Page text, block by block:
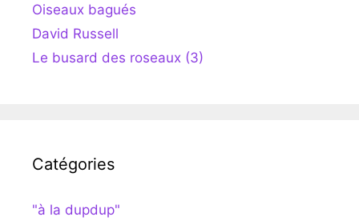
Oiseaux bagués
David Russell
Le busard des roseaux (3)
Catégories
"à la dupdup"